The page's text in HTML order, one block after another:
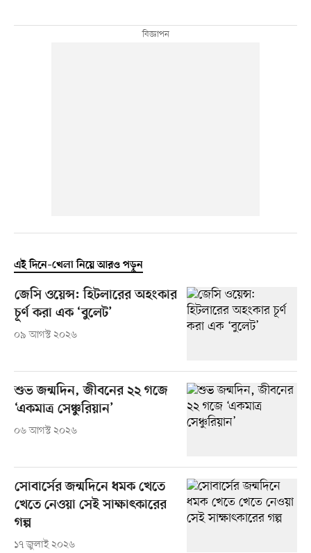
এই দিনে–খেলা নিয়ে আরও পড়ুন
জেসি ওয়েন্স: হিটলারের অহংকার
চূর্ণ করা এক ‘বুলেট’
০৯ আগস্ট ২০২৬
শুভ জন্মদিন, জীবনের ২২ গজে
‘একমাত্র সেঞ্চুরিয়ান’
০৬ আগস্ট ২০২৬
সোবার্সের জন্মদিনে ধমক খেতে
খেতে নেওয়া সেই সাক্ষাৎকারের
গল্প
১৭ জুলাই ২০২৬